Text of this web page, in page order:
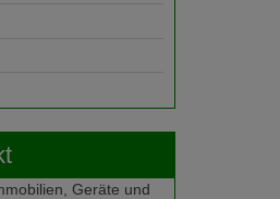
Geräte und